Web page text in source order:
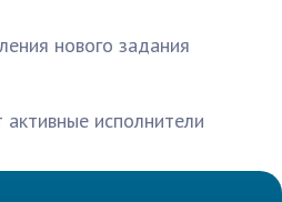
нового задания
исполнители